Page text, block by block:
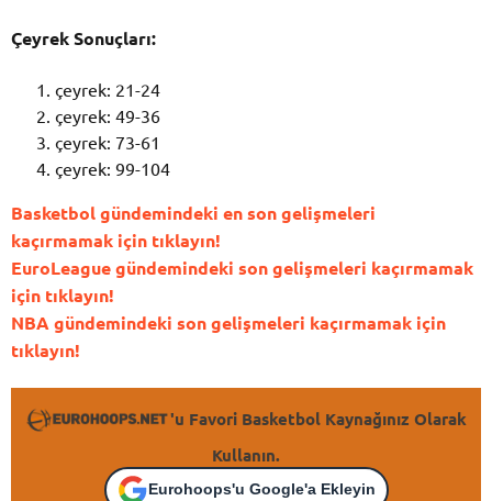
Çeyrek Sonuçları:
çeyrek: 21-24
çeyrek: 49-36
çeyrek: 73-61
çeyrek: 99-104
Basketbol gündemindeki en son gelişmeleri
kaçırmamak için tıklayın!
EuroLeague gündemindeki son gelişmeleri kaçırmamak
için tıklayın!
NBA gündemindeki son gelişmeleri kaçırmamak için
tıklayın!
'u Favori Basketbol Kaynağınız Olarak
Kullanın.
Eurohoops'u Google'a Ekleyin